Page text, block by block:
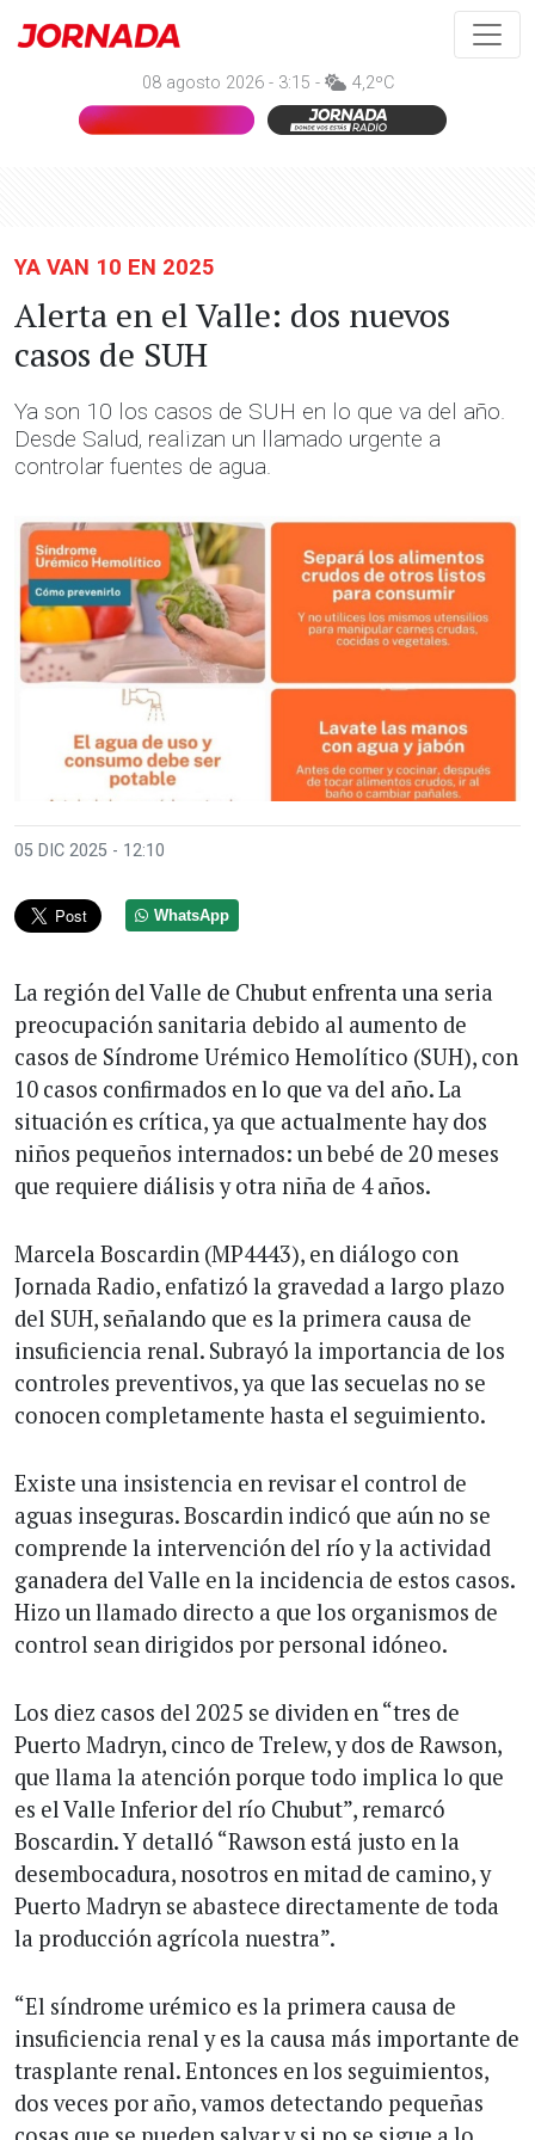
08 agosto 2026 - 3:15 - 4,2ºC
YA VAN 10 EN 2025
Alerta en el Valle: dos nuevos
casos de SUH
Ya son 10 los casos de SUH en lo que va del año.
Desde Salud, realizan un llamado urgente a
controlar fuentes de agua.
05 DIC 2025 - 12:10
WhatsApp
La región del Valle de Chubut enfrenta una seria
preocupación sanitaria debido al aumento de
casos de Síndrome Urémico Hemolítico (SUH), con
10 casos confirmados en lo que va del año. La
situación es crítica, ya que actualmente hay dos
niños pequeños internados: un bebé de 20 meses
que requiere diálisis y otra niña de 4 años.
Marcela Boscardin (MP4443), en diálogo con
Jornada Radio, enfatizó la gravedad a largo plazo
del SUH, señalando que es la primera causa de
insuficiencia renal. Subrayó la importancia de los
controles preventivos, ya que las secuelas no se
conocen completamente hasta el seguimiento.
Existe una insistencia en revisar el control de
aguas inseguras. Boscardin indicó que aún no se
comprende la intervención del río y la actividad
ganadera del Valle en la incidencia de estos casos.
Hizo un llamado directo a que los organismos de
control sean dirigidos por personal idóneo.
Los diez casos del 2025 se dividen en “tres de
Puerto Madryn, cinco de Trelew, y dos de Rawson,
que llama la atención porque todo implica lo que
es el Valle Inferior del río Chubut”, remarcó
Boscardin. Y detalló “Rawson está justo en la
desembocadura, nosotros en mitad de camino, y
Puerto Madryn se abastece directamente de toda
la producción agrícola nuestra”.
“El síndrome urémico es la primera causa de
insuficiencia renal y es la causa más importante de
trasplante renal. Entonces en los seguimientos,
dos veces por año, vamos detectando pequeñas